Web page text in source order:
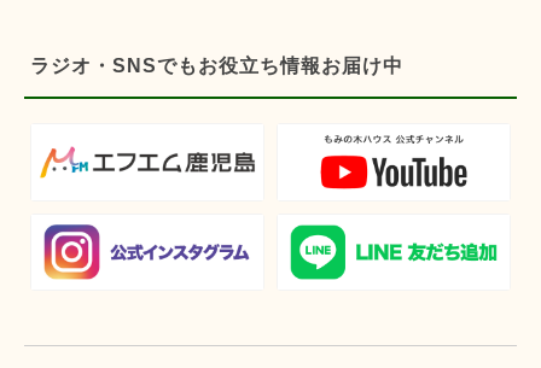
ラジオ・SNSでもお役立ち情報お届け中